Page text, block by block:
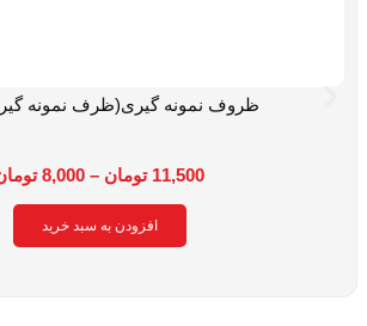
ظروف نمونه گیری(ظرف نمونه
11,500 تومان –
8,000
افزودن به سبد خرید